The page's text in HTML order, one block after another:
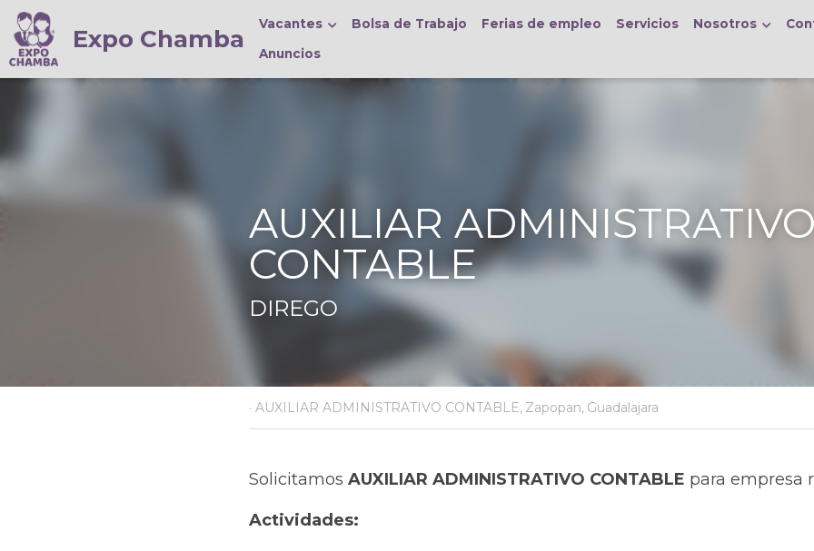
Expo Chamba Vacantes Ferias de empleo Servicios
AUXILIAR ADMINISTRATIVO CONTABLE
DIREGO
21 de mayo de 2026·AUXILIAR ADMINISTRATIVO CONTABLE,Zapopan,
Solicitamos AUXILIAR ADMINISTRATIVO CONTABLE para empresa
Actividades: